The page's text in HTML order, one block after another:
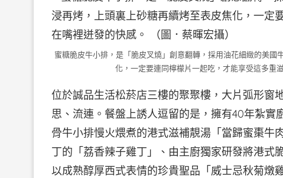
蜜糖脆皮牛小排，是「脆皮叉燒」創意翻轉，採用油花細緻的美
化，一定要連同檸檬片一起吃，才能享受這多重
位於誠品生活松菸店三樓的聚聚樓，大片弧形窗
思、流連。餐盤上誘人逗留的是，擁有40年紮
骨牛小排慢火煨煮的港式滋補靚湯「當歸蜜棗牛
丁的「荔香辣子雞丁」、由主廚獨家研發將港式
以成熟醇厚西式表情的珍貴聖品「威士忌秋菊燉